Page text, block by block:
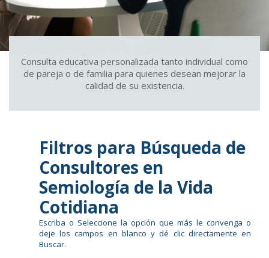
Consulta educativa personalizada tanto individual como
de pareja o de familia para quienes desean mejorar la
calidad de su existencia.
Filtros para Búsqueda de
Consultores en
Semiología de la Vida
Cotidiana
Escriba o Seleccione la opción que más le convenga o
deje los campos en blanco y dé clic directamente en
Buscar.